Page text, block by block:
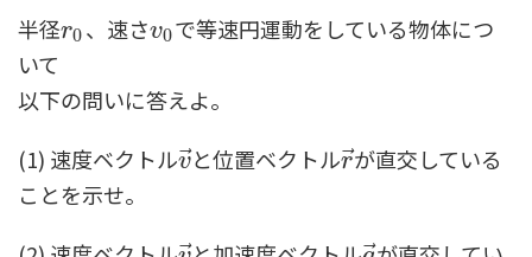
半径r0
r0、速さv0
v0で等速円運動をしている物体につ
いて
以下の問いに答えよ。
(1) 速度ベクトルv⃗
v→
と位置ベクトルr⃗
r→
が直交している
ことを示せ。